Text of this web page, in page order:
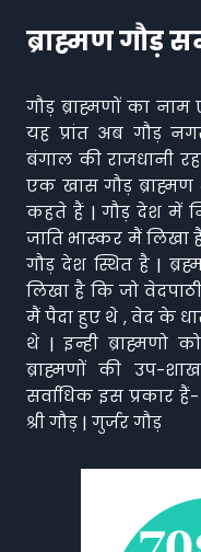
ब्राह्मण गौड़
गौड़ ब्राह्मणों का नाम
यह प्रांत अब गौड़
बंगाल की राजधानी
एक खास गौड़
कहते हैं | गौड़ देश में
जाति भास्कर मैं
गौड़ देश स्थित है |
लिखा है कि जो वेदपाठी
मैं पैदा हुए थे , वेद के
थे | इन्ही ब्राह्मणो
ब्राह्मणों की उप-
सर्वाधिक इस प्रकार
श्री गौड़ | गुर्जर गौड़